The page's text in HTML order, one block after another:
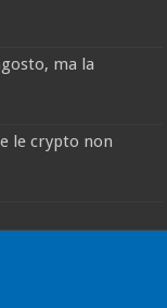
ma la
le crypto non